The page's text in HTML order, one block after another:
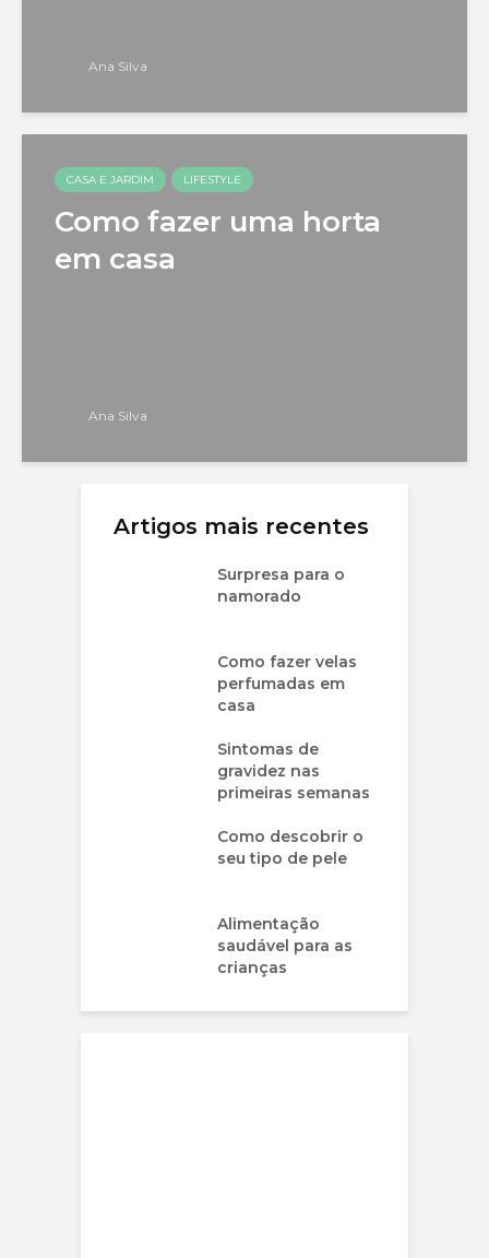
Ana Silva
CASA E JARDIM LIFESTYLE
Como fazer uma horta
em casa
Ana Silva
Artigos mais recentes
Surpresa para o
namorado
Como fazer velas
perfumadas em
casa
Sintomas de
gravidez nas
primeiras semanas
Como descobrir o
seu tipo de pele
Alimentação
saudável para as
crianças